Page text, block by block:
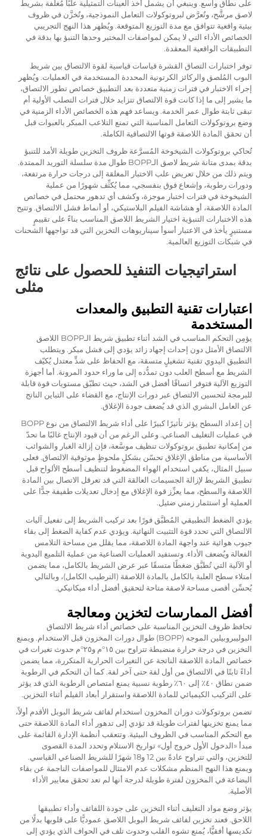
على نطاق واسع. وينبغي أن يشمل أخذ العينات التمثيلية علبًا مُغلَّفة بشريط
لاصق مرشَّح، وتُعرَّض لبروتوكولات التعامل النموذجية، وتُخزَّن في ظروف
بيئية واقعية تتوافق مع مدة التوزيع المتوقعة. ويُظهر هذا النهج التجريبي
الخصائص الأداء التي لا يمكن لمواصفات المختبر وحدها التنبؤ بها بدقة في
التطبيقات الواقعية المعقدة.
توفر اختبارات التصاق القشرة قياسات قياسية لقوة الالتصاق بين شريط
البوب المُلصق والركائز الكرتونية المحددة المستخدمة في العمليات. ويُظهر
إجراء الاختبار في فترات زمنية متعددة بعد التطبيق خصائص تطور الالتصاق،
ما يشير إلى ما إذا كانت قوة الالتصاق تتزايد خلال فترات التصلب الأولية أم
تبقى ثابتة طوال عمر الخدمة. ويساعد فهم هذه الخصائص الأداء الزمنية في
وضع بروتوكولات التعامل المناسبة التي تمنع التلاعب المبكر بالعبوات قبل
أن تحقق المادة اللاصقة قوتها الالتصاقية الكاملة.
تُحاكي بروتوكولات الشيخوخة المُسرَّعة ظروف التخزين طويلة الأمد للتنبؤ
بدقة بمدى متانة شريط لاصق الـBOPP طوال مدة سلسلة التوريد الممتدة.
ويتم ذلك من خلال تعريض علب الاختبار المغلقة إلى درجات حرارة مرتفعة،
ودورات رطوبة، وإشعاع فوق بنفسجي، مما يُكثِّف شهورًا من عملية
الشيخوخة في فترات اختبار موجزة، وكشف أي تدهور محتمل في خصائص
المادة اللاصقة، أو هشاشة الفيلم البلاستيكي، أو أنماط فشل الالتصاق. وتتيح
هذه الاختبارات التنبؤية اختيار الشريط اللاصق المناسب بناءً على تقييمٍ
مستنيرٍ يأخذ في الاعتبار أسوأ سيناريوهات التخزين التي قد تواجهها الشحنات
في شبكات التوزيع العالمية.
استراتيجيات التنفيذ للحصول على نتائج
مثلى
اعتبارات تقنية التطبيق والمعدات
المستخدمة
يؤمِن التحكم المناسب في الشد أثناء تطبيق شريط الـBOPP اللاصق
الالتصاق الأمثل دون إحداث إجهاد زائد يؤدي إلى فشل مبكر. ويتطلب
التطبيق اليدوي تقنية تشغيلٍ متسقة، مع الحفاظ على شدٍّ معتدل يُكيّف
الشريط مع أسطح العلب دون تمدُّده إلى ما وراء حدود المرونة. أما أجهزة
التوزيع الآلية فتوفر اتساقًا أفضل في الشد، حيث تطبّق مستويات قوة قابلة
للبرمجة لتحسين الالتصاق عبر دورات الإنتاج، مع القضاء على التباين الناتج
عن العامل البشري الذي قد يُضعف جودة الإغلاق.
إن إعداد السطح يؤثر تأثيرًا كبيرًا على أداء شريط الالتصاق من نوع BOPP
في عمليات التغليف الصناعي. وعلى الرغم من أن قيود الإنتاج غالبًا ما تحدّ
من إمكانية تطبيق بروتوكولات تنظيف موسَّعة، فإن إزالة الغبار والشوائب
الأساسية من مناطق الإغلاق تحسّن بشكلٍ ملحوظٍ موثوقية الالتصاق. فعلى
سبيل المثال، يكفي استخدام الهواء المضغوط لتنظيف أسطح الألواح قبل
تطبيق الشريط لإزالة الجسيمات العالقة التي قد تعرقل الاتصال بين المادة
اللاصقة والسطح، مما يعزِّز قوة الإغلاق مع إدخال تعديلات طفيفة جدًّا على
العملية أو استثمار زمني ضئيل.
يؤدي الضغط التطبيقي المُطبَّق فورًا بعد تركيب الشريط إلى تفعيل آليات
الالتصاق التي تحدد قوة التثبيت النهائية. ويؤدي عدم كفاية الضغط إلى بقاء
جيوب هوائية عند واجهة المادة اللاصقة، مما يقلل من مساحة التلامس
الفعالة ويُضعف الأداء. وتستفيد العمليات الصناعية من عملية التلميع اليدوية
أو الآلية التي تُطبَّق ضغطًا متسقًا عبر عرض الشريط بالكامل، مما يضمن
امتلاء سطح العلبة بالكامل بالمادة اللاصقة (الترطيب الكامل)، وبالتالي
يُحسِّن أقصى مساحة لاصقة متاحة لتحقيق أفضل أداء ميكانيكي.
أفضل الممارسات لتخزين ومعالجة
تحافظ ظروف التخزين المناسبة على خصائص أداء شريط الالتصاق
البوليبروبيلين الموجه (BOPP) طوال دورات المخزون قبل الاستخدام. ويمنع
التخزين في درجة حرارة منضبطة تتراوح بين ١٥°م و٢٥°م حدوث تغيرات في
خصائص المادة اللاصقة الناتجة عن التغيرات الحرارية المتكررة، مما يضمن
أداءً ثابتًا في الالتصاق من أول لفة حتى آخر لفة. كما أن التحكم في الرطوبة
ضمن نطاق ٤٠٪ إلى ٦٠٪ رطوبة نسبية يمنع امتصاص الرطوبة الذي قد يؤثر
على التركيب الكيميائي للمادة اللاصقة واستقرار أبعاد الفيلم أثناء التخزين.
تضمن بروتوكولات دوران المخزون استخدام لفائف شريط البوبل الأقدم أولاً،
مما يمنع تخزينها لفترات طويلة قد تؤدي إلى تدهور أداء المادة اللاصقة حتى
مع التحكم المناسب في الظروف البيئية. وتتعقب أنظمة الإدارة القائمة على
مبدأ «الدخول الأول خروج أول» تواريخ الاستلام وتحدد المدة القصوى
للتخزين، والتي تتراوح عادةً بين 12 و18 شهرًا للشريط الصناعي القياسي.
ويمنع هذا النهج المنظم مشكلات عدم الامتثال للمواصفات الناجمة عن بقاء
البضاعة في المخزون لفترة طويلة لدرجة أنها لم تعد تحقق معايير الأداء
الأصلية.
يؤثر وضع مواد التغليف أثناء التخزين على جودة اللفائف وأداء تطبيقها
اللاحق. فعند تخزين لفائف شريط البوبل اللاصق عموديًّا على قلوبها بدلًا من
تكديسها أفقيًّا، يُمنع تشوه القلب وحدوث تلف في الحواف الذي يؤدي إلى